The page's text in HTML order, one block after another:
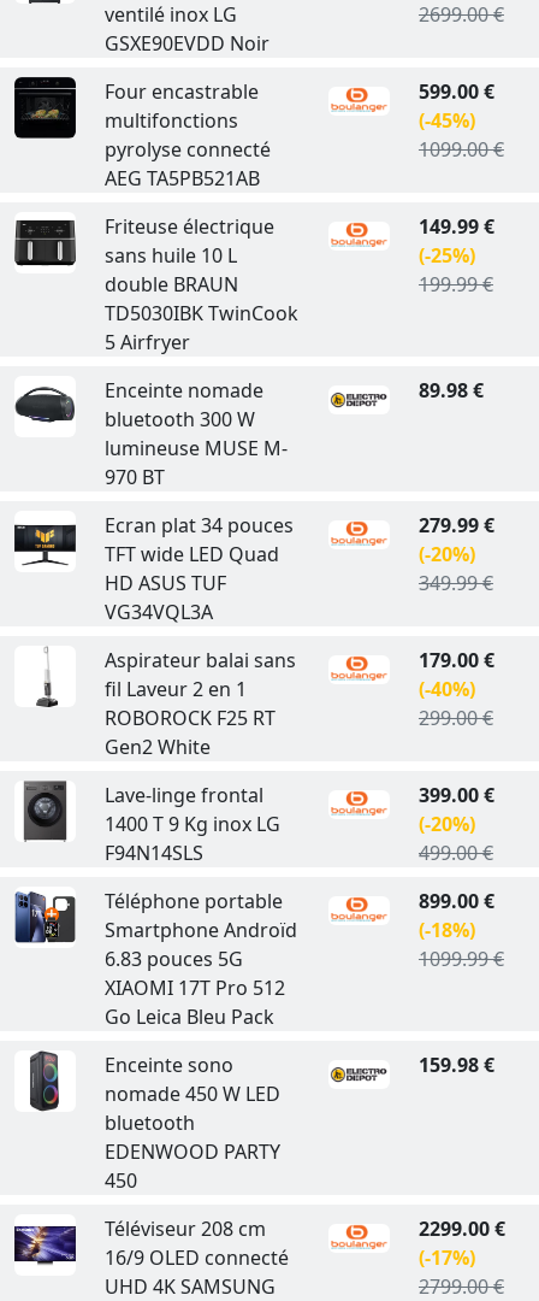
ventilé inox LG
GSXE90EVDD Noir
2699.00 €
Four encastrable
multifonctions
pyrolyse connecté
AEG TA5PB521AB
599.00 €
(-45%)
1099.00 €
Friteuse électrique
sans huile 10 L
double BRAUN
TD5030IBK TwinCook
5 Airfryer
149.99 €
(-25%)
199.99 €
Enceinte nomade
bluetooth 300 W
lumineuse MUSE M-
970 BT
89.98 €
Ecran plat 34 pouces
TFT wide LED Quad
HD ASUS TUF
VG34VQL3A
279.99 €
(-20%)
349.99 €
Aspirateur balai sans
fil Laveur 2 en 1
ROBOROCK F25 RT
Gen2 White
179.00 €
(-40%)
299.00 €
Lave-linge frontal
1400 T 9 Kg inox LG
F94N14SLS
399.00 €
(-20%)
499.00 €
Téléphone portable
Smartphone Androïd
6.83 pouces 5G
XIAOMI 17T Pro 512
Go Leica Bleu Pack
899.00 €
(-18%)
1099.99 €
Enceinte sono
nomade 450 W LED
bluetooth
EDENWOOD PARTY
450
159.98 €
Téléviseur 208 cm
16/9 OLED connecté
UHD 4K SAMSUNG
2299.00 €
(-17%)
2799.00 €